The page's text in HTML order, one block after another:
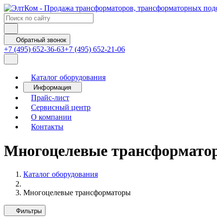
Обратный звонок
+7 (495) 652-36-63+7 (495) 652-21-06
Каталог оборудования
Информация
Прайс-лист
Сервисный центр
О компании
Контакты
Многоцелевые
Каталог оборудования
Многоцелевые трансформаторы
Фильтры